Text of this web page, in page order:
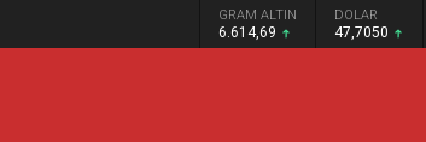
GRAM ALTIN
6.614,69
DOLAR
47,7050